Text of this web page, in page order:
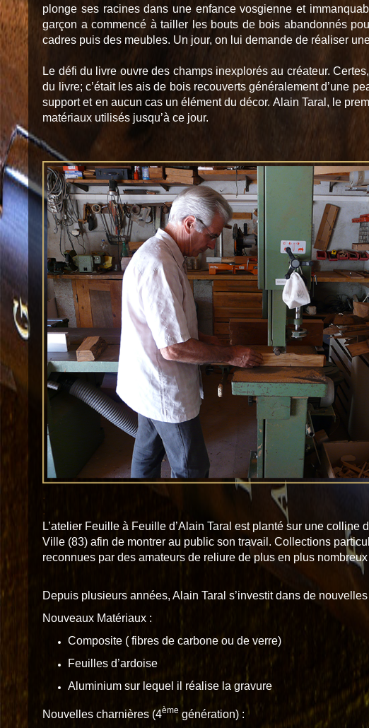
plonge ses racines dans une enfance vosgienne et
garçon a commencé à tailler les bouts de bois abandonnés
cadres puis des meubles. Un jour, on lui demande de réaliser
Le défi du livre ouvre des champs inexplorés au créateur.
du livre; c’était les ais de bois recouverts généralement d’une
support et en aucun cas un élément du décor. Alain Taral, le
matériaux utilisés jusqu’à ce jour.
.
.
L’atelier Feuille à Feuille d’Alain Taral est planté sur une
Ville (83) afin de montrer au public son travail. Collections
reconnues par des amateurs de reliure de plus en plus
Depuis plusieurs années, Alain Taral s’investit dans de
Nouveaux Matériaux :
Composite ( fibres de carbone ou de verre)
Feuilles d’ardoise
Aluminium sur lequel il réalise la gravure
Nouvelles charnières (4ème génération) :